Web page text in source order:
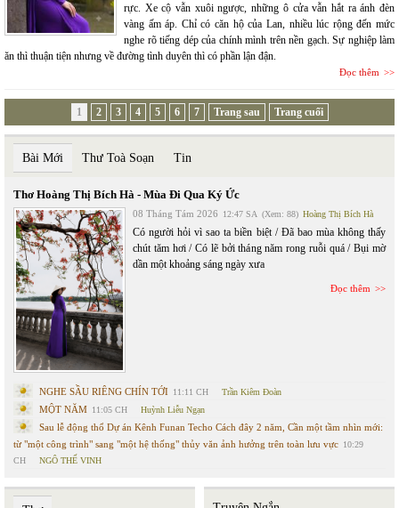
rực. Xe cộ vẫn xuôi ngược, những ô cửa vẫn hắt ra ánh đèn
vàng ấm áp. Chỉ có căn hộ của Lan, nhiều lúc rộng đến mức
nghe rõ tiếng dép của chính mình trên nền gạch. Sự nghiệp làm
ăn thì thuận tiện nhưng về đường tình duyên thì có phần lận đận.
Đọc thêm
1 2 3 4 5 6 7 Trang sau Trang cuối
Bài Mới Thư Toà Soạn Tin
Thơ Hoàng Thị Bích Hà - Mùa Đi Qua Ký Ức
08 Tháng Tám 2026 12:47 SA (Xem: 88) Hoàng Thị Bích Hà
Có người hỏi vì sao ta biền biệt / Đã bao mùa không thấy
chút tăm hơi / Có lẽ bởi tháng năm rong ruỗi quá / Bụi mờ
dần một khoảng sáng ngày xưa
Đọc thêm
NGHE SẦU RIÊNG CHÍN TỚI 11:11 CH Trần Kiêm Đoàn
MỘT NĂM 11:05 CH Huỳnh Liễu Ngạn
Sau lễ động thổ Dự án Kênh Funan Techo Cách đây 2 năm, Cần một tầm nhìn mới:
từ "một công trình" sang "một hệ thống" thủy văn ảnh hưởng trên toàn lưu vực 10:29
CH
NGÔ THẾ VINH